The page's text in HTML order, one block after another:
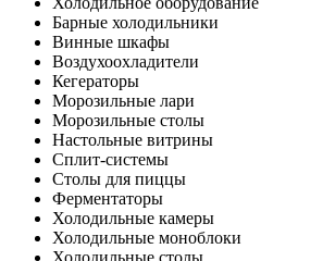
Барные холодильники
Винные шкафы
Воздухоохладители
Кегераторы
Морозильные лари
Морозильные столы
Настольные витрины
Сплит-системы
Столы для пиццы
Ферментаторы
Холодильные камеры
Холодильные моноблоки